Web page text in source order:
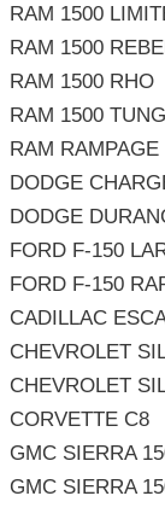
RAM 1500
RAM 1500
RAM 1500 RHO
RAM 1500
RAM RAMPAGE
DODGE
DODGE
FORD F-150
FORD F-150
CADILLAC
CHEVROLET
CHEVROLET
CORVETTE C8
GMC SIERRA
GMC SIERRA